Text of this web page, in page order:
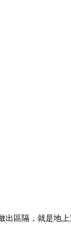
區隔，就是地